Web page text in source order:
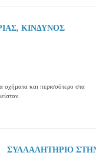
ΚΙΝΔΥΝΟΣ
οχήματα και περισσότερο στα
ΣΥΛΛΑΛΗΤΗΡΙΟ